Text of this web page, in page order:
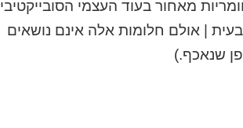
מאחור בעוד העצמי הסובייקטיבי
| אולם חלומות אלה אינם נושאים
שנאכף.)